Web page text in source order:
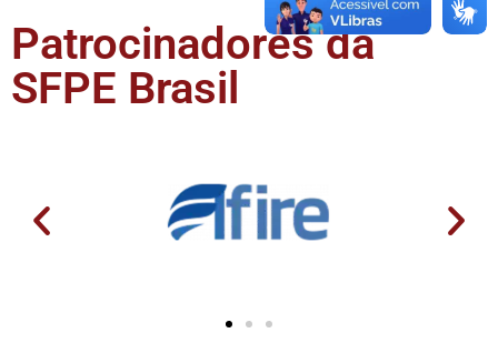
Patrocinadores da
SFPE Brasil